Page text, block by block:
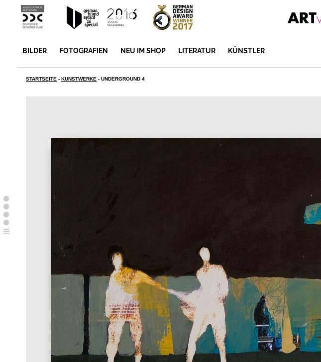
BILDER FOTOGRAFIEN NEU IM SHOP LITERATUR KÜNSTLER
STARTSEITE - KUNSTWERKE - UNDERGROUND 4